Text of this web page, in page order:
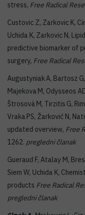
stress, Free Radical
Custovic Z, Zarkovic K,
Uchida K, Zarkovic N,
predictive biomarker of
surgery, Free Radical
AugustyniakA, Bartosz G,
MajekovaM, Odysseos
ŠtrosováM, Tirzitis G,
VrakaPS, Žarković N,
updated overview, Free
1262. pregledni članak
Gueraud F, Atalay M,
Siem W, Uchida K,
products Free Radical
pregledni članak